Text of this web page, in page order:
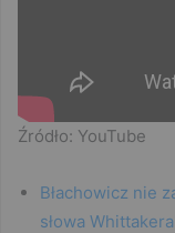
Źródło: YouTube
Błachowicz nie
słowa